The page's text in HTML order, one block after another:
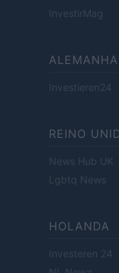
InvestirMag
ALEMANHA
Investieren24
REINO
News Hub UK
Lgbtq News
HOLANDA
Investeren 24